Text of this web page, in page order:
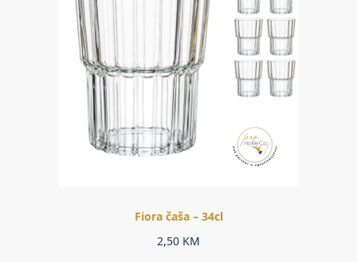
Fiora čaša – 34cl
2,50 KM